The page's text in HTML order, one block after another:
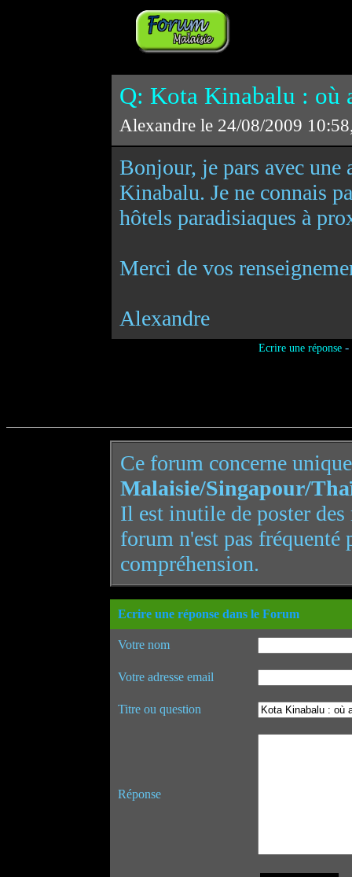
Q: Kota Kinabalu : où
Alexandre le 24/08/2009
Bonjour, je pars avec une
Kinabalu. Je ne connais
hôtels paradisiaques à
Merci de vos
Alexandre
Ecrire une réponse-
Ce forum concerne
Malaisie/Singapour/
Il est inutile de poster
forum n'est pas
compréhension.
Ecrire une réponse dans le Forum
Votre nom
Votre adresse email
Titre ou question
Réponse